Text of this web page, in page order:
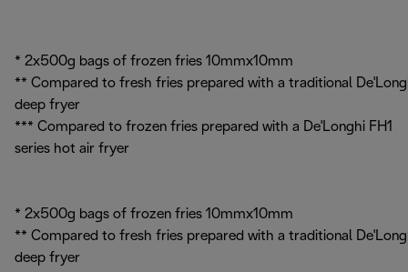
* 2x500g bags of frozen fries 10mmx10mm
** Compared to fresh fries prepared with a traditional
deep fryer
*** Compared to frozen fries prepared with a De'Longhi FH1
series hot air fryer
* 2x500g bags of frozen fries 10mmx10mm
** Compared to fresh fries prepared with a traditional
deep fryer